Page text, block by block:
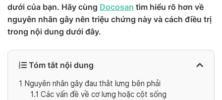
dưới của bạn. Hãy cùng Docosan tìm hiểu rõ hơn về
nguyên nhân gây nên triệu chứng này và cách điều trị
trong nội dung dưới đây.
Tóm tắt nội dung
1 Nguyên nhân gây đau thắt lưng bên phải
1.1 Các vấn đề về cơ lưng hoặc cột sống